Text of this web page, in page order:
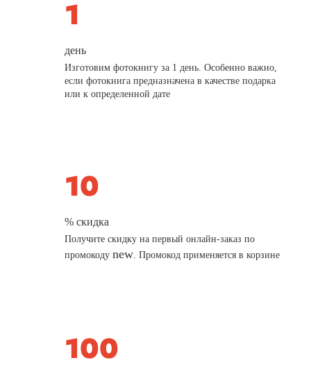
день
Изготовим фотокнигу за 1 день. Особенно важно,
если фотокнига предназначена в качестве подарка
или к определенной дате
% скидка
Получите скидку на первый онлайн-заказ по
промокодуnew. Промокод применяется в корзине